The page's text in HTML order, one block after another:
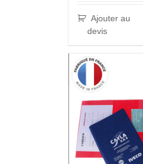
Ajouter au
devis